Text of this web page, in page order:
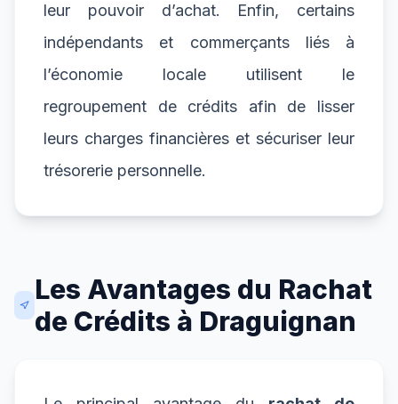
leur pouvoir d’achat. Enfin, certains
indépendants et commerçants liés à
l’économie locale utilisent le
regroupement de crédits afin de lisser
leurs charges financières et sécuriser leur
trésorerie personnelle.
Les Avantages du Rachat
de Crédits à Draguignan